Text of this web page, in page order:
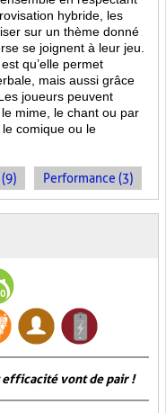
hybride, les
sur un thème donné
se joignent à leur jeu.
est qu’elle permet
mais aussi grâce
joueurs peuvent
mime, le chant ou par
comique ou le
Performance (3)
vont de pair !